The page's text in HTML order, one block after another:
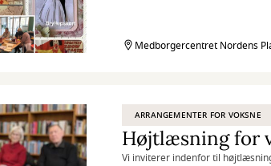
Medborgercentret Nordens
ARRANGEMENTER FOR VOKSNE
Højtlæsning for
Vi inviterer indenfor til